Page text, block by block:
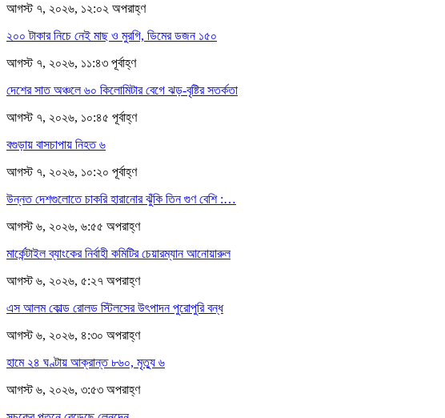
আগস্ট ৭, ২০২৬, ১২:০২ অপরাহ্ণ
২০০ টাকার নিচে নেই মাছ ও মুরগি, ডিমের ডজন ১৫০
আগস্ট ৭, ২০২৬, ১১:৪৩ পূর্বাহ্ণ
দেশের সাত অঞ্চলে ৬০ কিলোমিটার বেগে ঝড়-বৃষ্টির সতর্কতা
আগস্ট ৭, ২০২৬, ১০:৪৫ পূর্বাহ্ণ
বগুড়ায় বাসচাপায় নিহত ৬
আগস্ট ৭, ২০২৬, ১০:২০ পূর্বাহ্ণ
উন্নত দেশগুলোতে চাকরি হারানোর ঝুঁকি তিন গুণ বেশি :…
আগস্ট ৬, ২০২৬, ৬:৫৫ অপরাহ্ণ
মার্কেন্টাইল ব্যাংকের নির্বাহী কমিটির চেয়ারম্যান আনোয়ারুল
আগস্ট ৬, ২০২৬, ৫:২৭ অপরাহ্ণ
এস আলম কোল্ড রোলড স্টিলসের উৎপাদন পুরোপুরি বন্ধ
আগস্ট ৬, ২০২৬, ৪:৩০ অপরাহ্ণ
হামে ২৪ ঘণ্টায় আক্রান্ত ৮৬০, মৃত্যু ৬
আগস্ট ৬, ২০২৬, ৩:৫৩ অপরাহ্ণ